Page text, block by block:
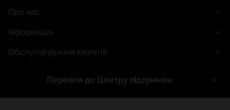
Про нас
Інформація
Обслуговування клієнтів
Перейти до Центру підтримки